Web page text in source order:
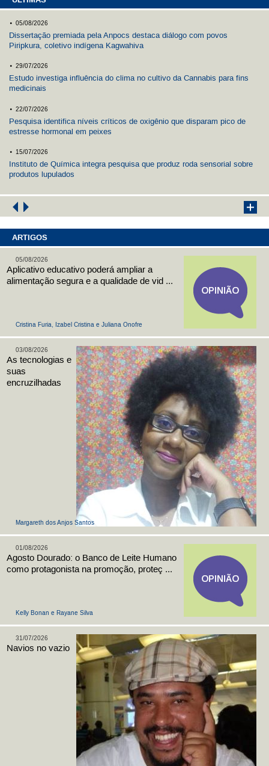
. 05/08/2026
Dissertação premiada pela Anpocs destaca diálogo com povos
Piripkura, coletivo indígena Kagwahiva
. 29/07/2026
Estudo investiga influência do clima no cultivo da Cannabis para fins
medicinais
. 22/07/2026
Pesquisa identifica níveis críticos de oxigênio que disparam pico de
estresse hormonal em peixes
. 15/07/2026
Instituto de Química integra pesquisa que produz roda sensorial sobre
produtos lupulados
ARTIGOS
Cristina Furia, Izabel Cristina e Juliana Onofre
05/08/2026
Aplicativo educativo poderá ampliar a
alimentação segura e a qualidade de vid ...
Margareth dos Anjos Santos
03/08/2026
As tecnologias e
suas
encruzilhadas
Kelly Bonan e Rayane Silva
01/08/2026
Agosto Dourado: o Banco de Leite Humano
como protagonista na promoção, proteç ...
31/07/2026
Navios no vazio